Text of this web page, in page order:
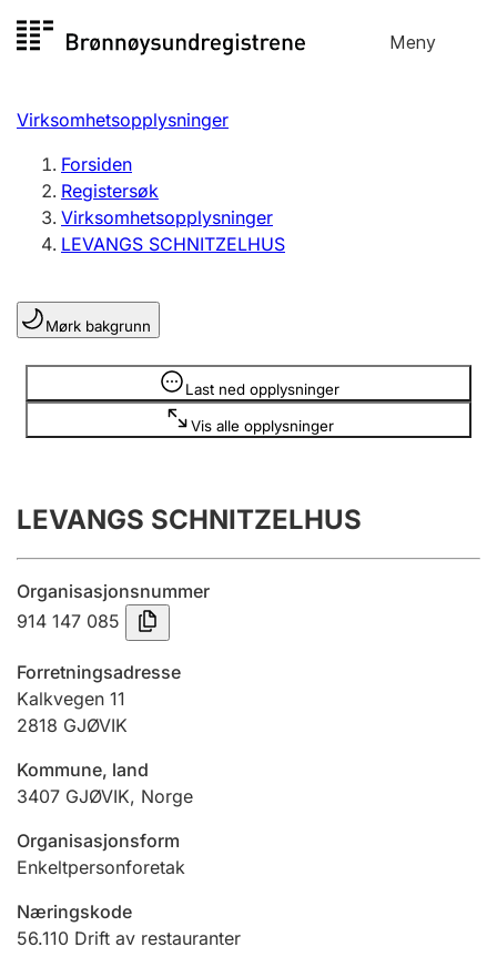
til
Meny
Registersøk
Aksjeselskap
Enkeltpersonforetak
Registrere, endre, slette
Lag og forening
Registrere, endre, slette
Årsregnskap
Innsending og forsinkelsesgebyr
Tinglysing
Jeger
Ektepaktveileder
Offentlig sektor
Virksomhetsopplysninger
Forsiden
Registersøk
Virksomhetsopplysninger
LEVANGS SCHNITZELHUS
Mørk bakgrunn
Last ned opplysninger
Vis alle opplysninger
Opplysninger er skjult
LEVANGS SCHNITZELHUS
Organisasjonsnummer
914 147 085
Forretningsadresse
Kalkvegen 11
2818 GJØVIK
Kommune, land
3407 GJØVIK, Norge
Organisasjonsform
Enkeltpersonforetak
Næringskode
56.110 Drift av restauranter